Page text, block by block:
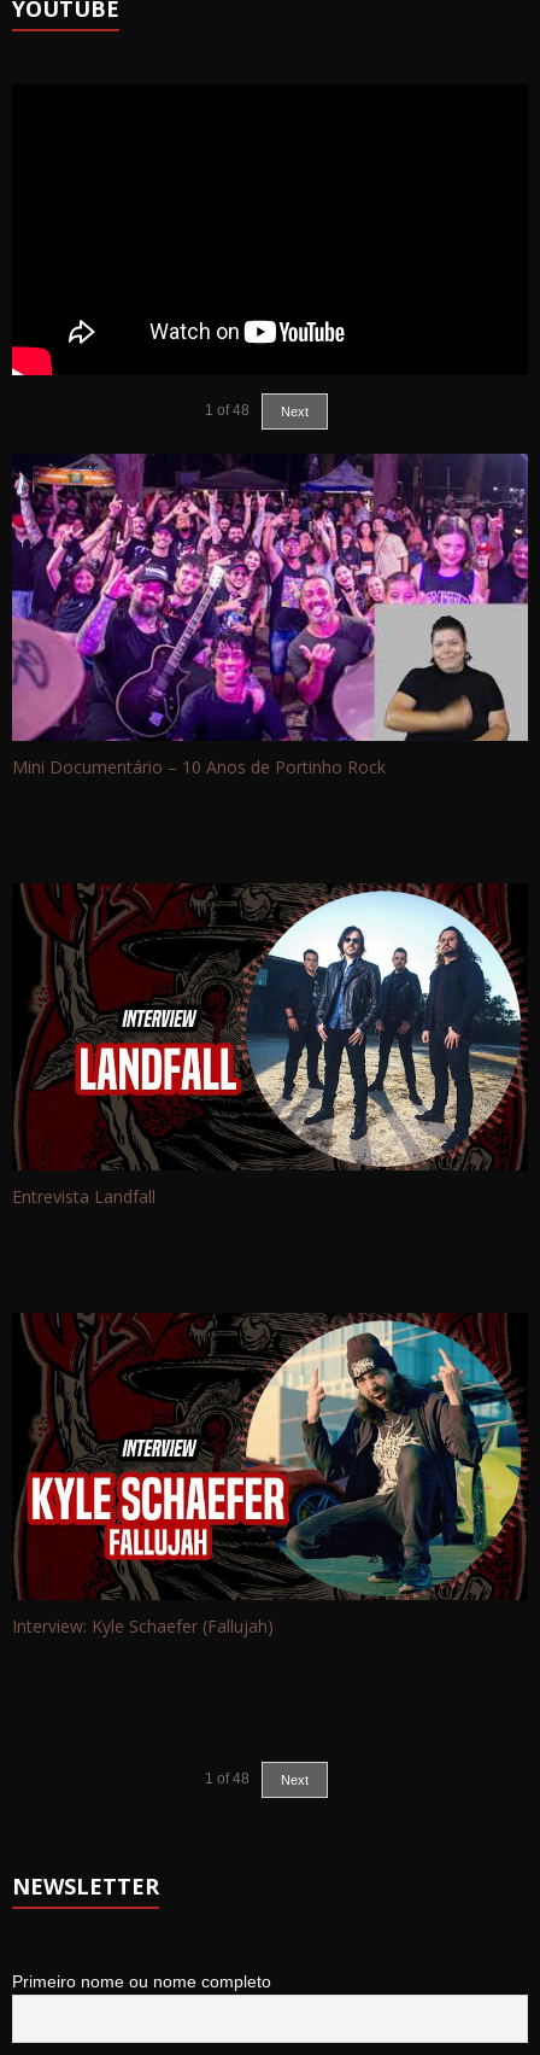
YOUTUBE
1 of 48 Next
Mini Documentário – 10 Anos de Portinho Rock
Entrevista Landfall
Interview: Kyle Schaefer (Fallujah)
1 of 48 Next
NEWSLETTER
Primeiro nome ou nome completo